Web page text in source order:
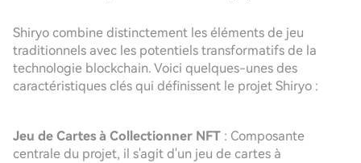
Shiryo combine distinctement les éléments de jeu
traditionnels avec les potentiels transformatifs de la
technologie blockchain. Voici quelques-unes des
caractéristiques clés qui définissent le projet Shiryo :
Jeu de Cartes à Collectionner NFT : Composante
centrale du projet, il s'agit d'un jeu de cartes à